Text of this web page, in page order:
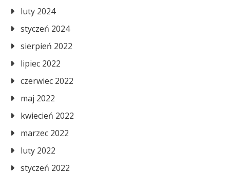
luty 2024
styczeń 2024
sierpień 2022
lipiec 2022
czerwiec 2022
maj 2022
kwiecień 2022
marzec 2022
luty 2022
styczeń 2022